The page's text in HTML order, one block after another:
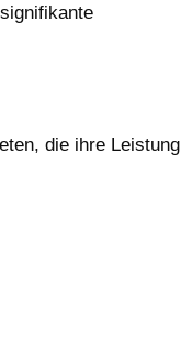
die ihre Leistung